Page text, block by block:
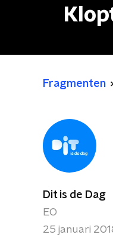
Fragmenten
Dit is de Dag
EO
25 januari